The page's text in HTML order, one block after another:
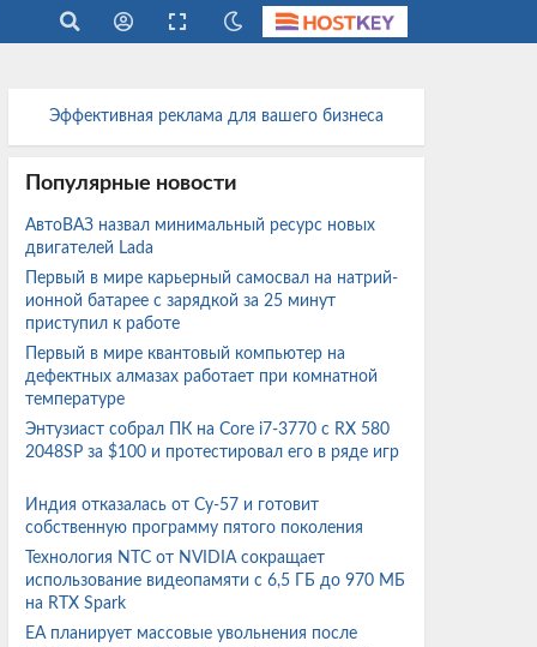
Эффективная реклама для вашего бизнеса
Популярные новости
АвтоВАЗ назвал минимальный ресурс новых
двигателей Lada
Первый в мире карьерный самосвал на натрий-
ионной батарее с зарядкой за 25 минут
приступил к работе
Первый в мире квантовый компьютер на
дефектных алмазах работает при комнатной
температуре
Энтузиаст собрал ПК на Core i7-3770 с RX 580
2048SP за $100 и протестировал его в ряде игр
Индия отказалась от Су-57 и готовит
собственную программу пятого поколения
Технология NTC от NVIDIA сокращает
использование видеопамяти с 6,5 ГБ до 970 МБ
на RTX Spark
EA планирует массовые увольнения после